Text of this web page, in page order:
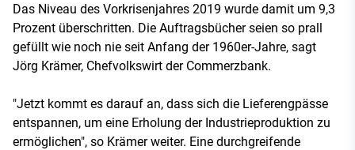
Das Niveau des Vorkrisenjahres 2019 wurde damit um 9,3
Prozent überschritten. Die Auftragsbücher seien so prall
gefüllt wie noch nie seit Anfang der 1960er-Jahre, sagt
Jörg Krämer, Chefvolkswirt der Commerzbank.
"Jetzt kommt es darauf an, dass sich die Lieferengpässe
entspannen, um eine Erholung der Industrieproduktion zu
ermöglichen", so Krämer weiter. Eine durchgreifende